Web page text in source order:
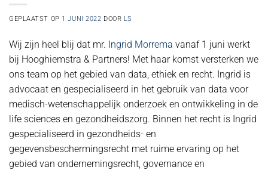
GEPLAATST OP 1 JUNI 2022 DOOR LS
Wij zijn heel blij dat mr. Ingrid Morrema vanaf 1 juni werkt
bij Hooghiemstra & Partners! Met haar komst versterken we
ons team op het gebied van data, ethiek en recht. Ingrid is
advocaat en gespecialiseerd in het gebruik van data voor
medisch-wetenschappelijk onderzoek en ontwikkeling in de
life sciences en gezondheidszorg. Binnen het recht is Ingrid
gespecialiseerd in gezondheids- en
gegevensbeschermingsrecht met ruime ervaring op het
gebied van ondernemingsrecht, governance en